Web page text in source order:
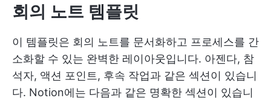
회의 노트 템플릿
이 템플릿은 회의 노트를 문서화하고 프로세스를 간
소화할 수 있는 완벽한 레이아웃입니다. 아젠다, 참
석자, 액션 포인트, 후속 작업과 같은 섹션이 있습니
다. Notion에는 다음과 같은 명확한 섹션이 있습니